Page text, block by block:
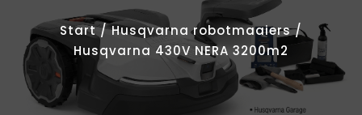
Start/Husqvarna robotmaaiers/
Husqvarna 430V NERA 3200m2